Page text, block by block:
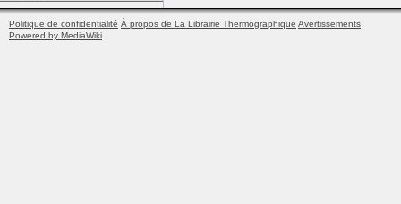
Politique de confidentialité À propos de La Librairie Thermographique Avertissements
Powered by MediaWiki